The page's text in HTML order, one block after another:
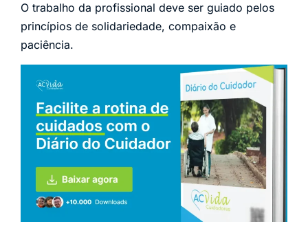
O trabalho da profissional deve ser guiado pelos
princípios de solidariedade, compaixão e
paciência.